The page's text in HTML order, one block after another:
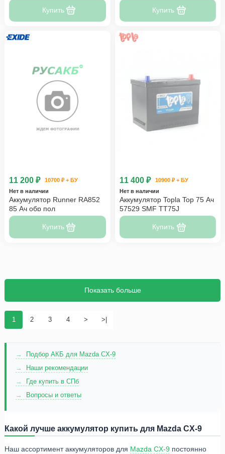
Купить Купить
11 200 ₽
10700 ₽ + БУ
Нет в наличии
Аккумулятор Runner RA852
85 Ач обр пол
Купить
11 400 ₽
10900 ₽ + БУ
Нет в наличии
Аккумулятор Topla Top 75 Ач
57529 SMF TT75J
Купить
1 2 3 4 > >|
Показать больше
Подбор АКБ для Mazda CX-9
Наши рекомендации
Где купить в СПб
Вопросы и ответы
Какой лучше аккумулятор купить для Mazda CX-9
Наш ассортимент аккумуляторов для Mazda CX-9 постоянно